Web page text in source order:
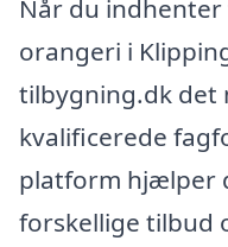
Når du
orangeri i
tilbygning.dk det
kvalificerede
platform hjælper
forskellige tilbud